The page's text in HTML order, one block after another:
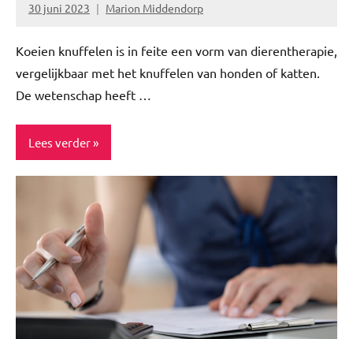
30 juni 2023 Marion Middendorp
Geen
Koeien knuffelen is in feite een vorm van dierentherapie,
vergelijkbaar met het knuffelen van honden of katten.
De wetenschap heeft …
Lees verder
Inspiratie
Lifestyle
Spiritualiteit